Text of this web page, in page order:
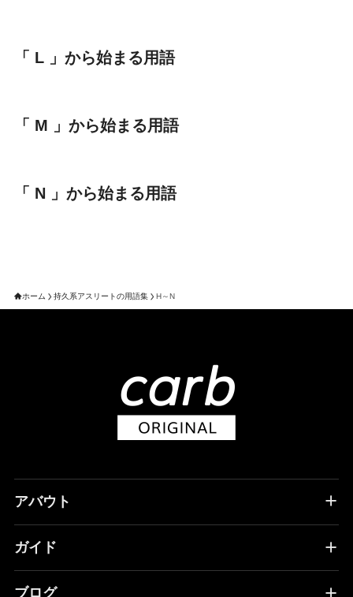
「 L 」から始まる用語
「 M 」から始まる用語
「 N 」から始まる用語
ホーム 持久系アスリートの用語集 H～N
アバウト
ガイド
ブログ